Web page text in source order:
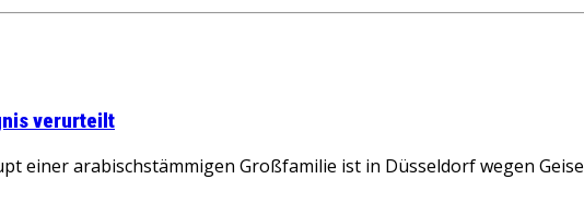
verurteilt
einer arabischstämmigen Großfamilie ist in Düsseldorf wegen